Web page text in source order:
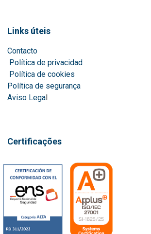
Links úteis
Contacto
Política de privacidad
Política de cookies
Política de segurança
Aviso Legal
Certificações